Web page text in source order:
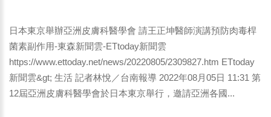
日本東京舉辦亞洲皮膚科醫學會 請王正坤醫師演講預防肉毒桿
菌素副作用-東森新聞雲-ETtoday新聞雲
https://www.ettoday.net/news/20220805/2309827.htm ETtoday
新聞雲&gt; 生活 記者林悅／台南報導 2022年08月05日 11:31 第
12屆亞洲皮膚科醫學會於日本東京舉行，邀請亞洲各國...